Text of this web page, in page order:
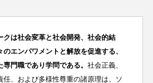
クは社会変革と社会開発、社会的結
のエンパワメントと解放を促進する、
門職であり学問である。 社会正義、
任、および多様性尊重の諸原理は、ソ